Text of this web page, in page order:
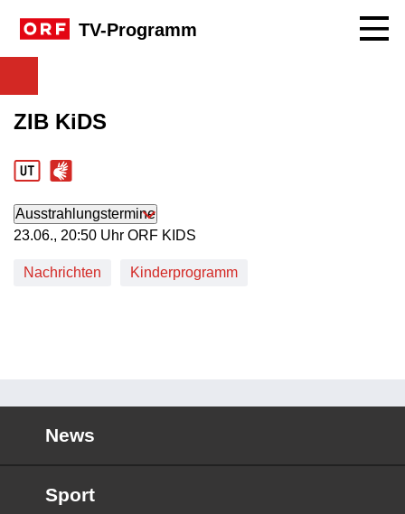
TV-Programm
ZIB KiDS
Ausstrahlungstermine
23. Juni, 20:50 Uhr in ORF KIDS
23.06., 20:50 Uhr ORF KIDS
Nachrichten Kinderprogramm
News
Sport